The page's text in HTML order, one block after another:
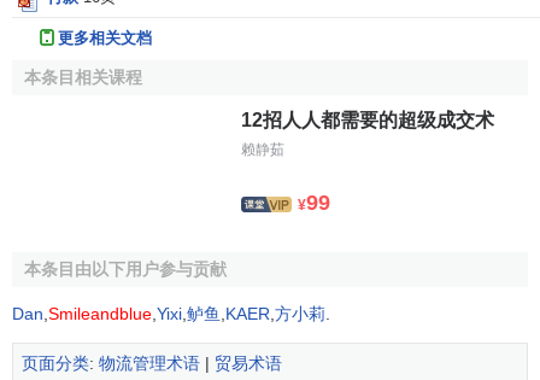
更多相关文档
本条目相关课程
12招人人都需要的超级成交术
赖静茹
¥99
本条目由以下用户参与贡献
Dan Smileandblue Yixi 鲈鱼 KAER 方小莉
页面分类: 物流管理术语 | 贸易术语